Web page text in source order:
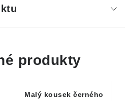
produkty
Malý kousek černého